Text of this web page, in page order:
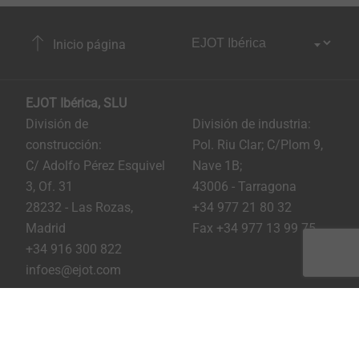
Inicio página
EJOT Ibérica, SLU
División de
construcción:
C/ Adolfo Pérez Esquivel
3, Of. 31
28232 - Las Rozas,
Madrid
+34 916 300 822
infoes@ejot.com
División de industria:
Pol. Riu Clar; C/Plom 9,
Nave 1B;
43006 - Tarragona
+34 977 21 80 32
Fax +34 977 13 99 75